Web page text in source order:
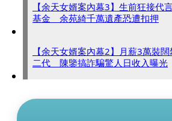
【余天女婿案內幕3】生前狂接代
基金 余苑綺千萬遺產恐遭扣押
【余天女婿案內幕2】月薪3萬裝
二代 陳鑒搞詐騙驚人日收入曝光